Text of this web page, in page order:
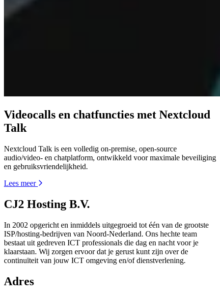
Videocalls en chatfuncties met Nextcloud
Talk
Nextcloud Talk is een volledig on-premise, open-source
audio/video- en chatplatform, ontwikkeld voor maximale beveiliging
en gebruiksvriendelijkheid.
Lees meer
CJ2 Hosting B.V.
In 2002 opgericht en inmiddels uitgegroeid tot één van de grootste
ISP/hosting-bedrijven van Noord-Nederland. Ons hechte team
bestaat uit gedreven ICT professionals die dag en nacht voor je
klaarstaan. Wij zorgen ervoor dat je gerust kunt zijn over de
continuïteit van jouw ICT omgeving en/of dienstverlening.
Adres